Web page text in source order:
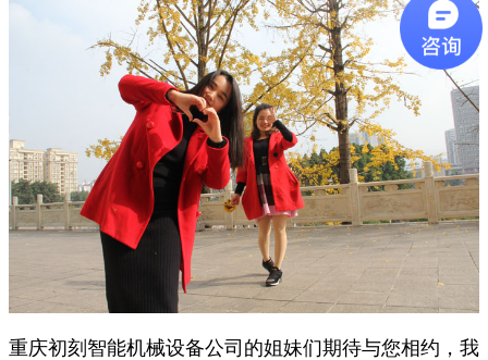
重庆初刻智能机械设备公司的姐妹们期待与您相约，我